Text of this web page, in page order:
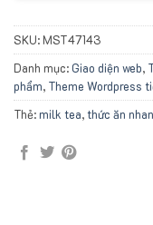
SKU: MST47143
Danh mục:Giao diện web,
phẩm, Theme Wordpress
Thẻ:milk tea,thức ăn